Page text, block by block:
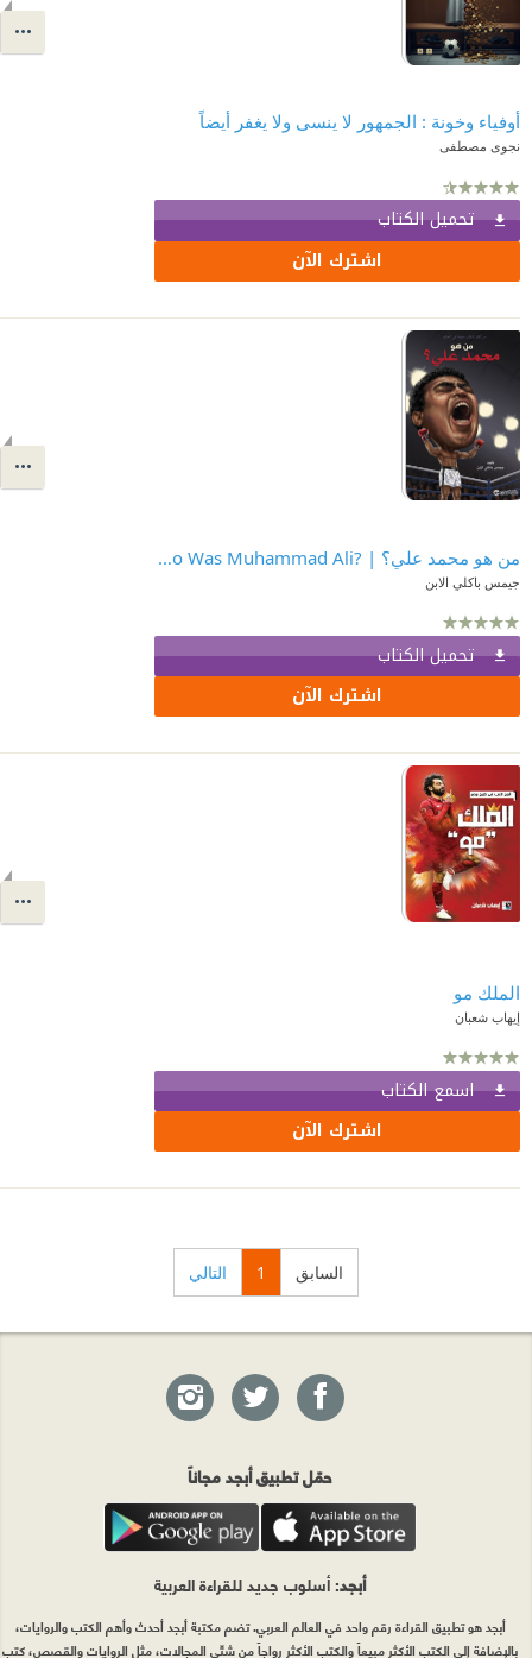
أوفياء وخونة : الجمهور لا ينسى ولا يغفر أيضاً
نجوى مصطفى
تحميل الكتاب
اشترك الآن
من هو محمد علي؟ | ?Who Was Muhammad Ali
تحميل الكتاب
اشترك الآن
الملك مو
إيهاب شعبان
اسمع الكتاب
اشترك الآن
السابق 1 التالي
حمّل تطبيق أبجد مجاناً
أبجد: أسلوب جديد للقراءة العربية
أبجد هو تطبيق القراءة رقم واحد في العالم العربي. تضم مكتبة أبجد أحدث وأهم الكتب والروايات،
بالإضافة إلى الكتب الأكثر مبيعاً والكتب الأكثر رواجاً من شتّى المجالات، مثل الروايات والقصص، كتب